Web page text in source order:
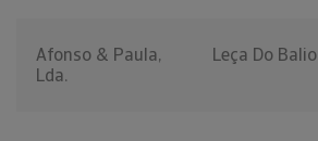
Afonso & Paula,
Lda.
Leça Do Balio